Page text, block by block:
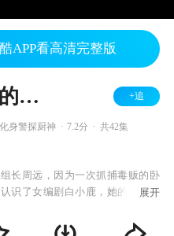
APP看高清完整版
你是我的答案 TV版 +追
身警探厨神 7.2分 共42集
长周远，因为一次抓捕毒贩的卧
识了女编剧白小鹿，她的冒失差
望成为一个优秀的警察，却在过
展开